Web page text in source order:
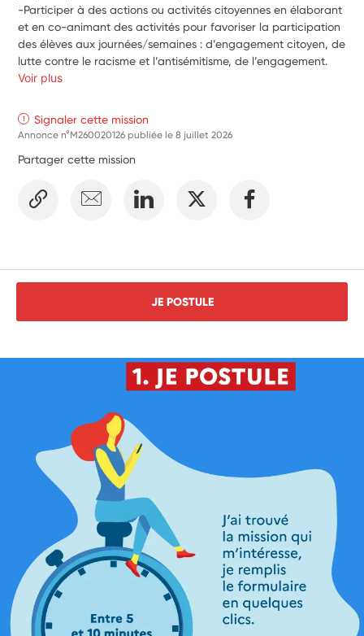
-Participer à des actions ou activités citoyennes en élaborant
et en co-animant des activités pour favoriser la participation
des élèves aux journées/semaines : d’engagement citoyen, de
lutte contre le racisme et l’antisémitisme, de l’engagement.
Voir plus
Signaler cette mission
Annonce n°M260020126 publiée le8 juillet 2026
Partager cette mission
JE POSTULE